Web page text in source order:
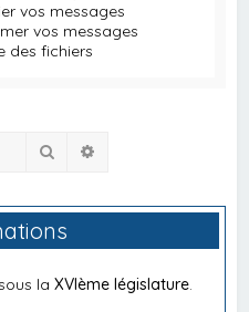
vos messages
vos messages
des fichiers
Rechercher
laXVIème législature